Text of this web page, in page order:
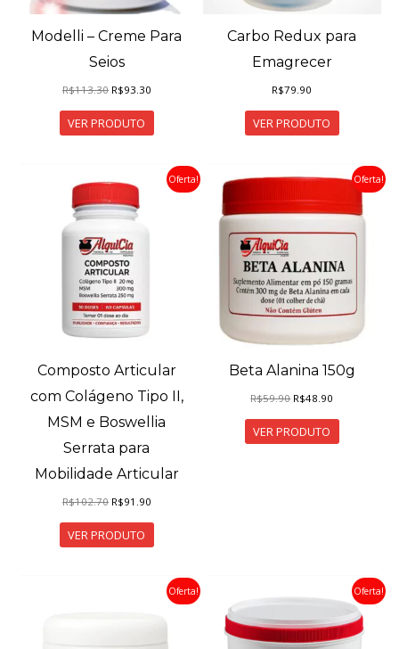
Modelli – Creme Para
Seios
R$113.30 O
original
era:
R$113.30.
R$93.30O
atual
R$93.30.
VER PRODUTO
Carbo Redux para
Emagrecer
R$79.90
VER PRODUTO
Oferta!
Composto Articular
com Colágeno Tipo II,
MSM e Boswellia
Serrata para
Mobilidade Articular
R$102.70 O
original
era:
R$102.70.
R$91.90O
atual
R$91.90.
VER PRODUTO
Oferta!
Beta Alanina 150g
R$59.90 O
original
era:
R$59.90.
R$48.90
atual
R$48.90.
VER PRODUTO
Oferta! Oferta!